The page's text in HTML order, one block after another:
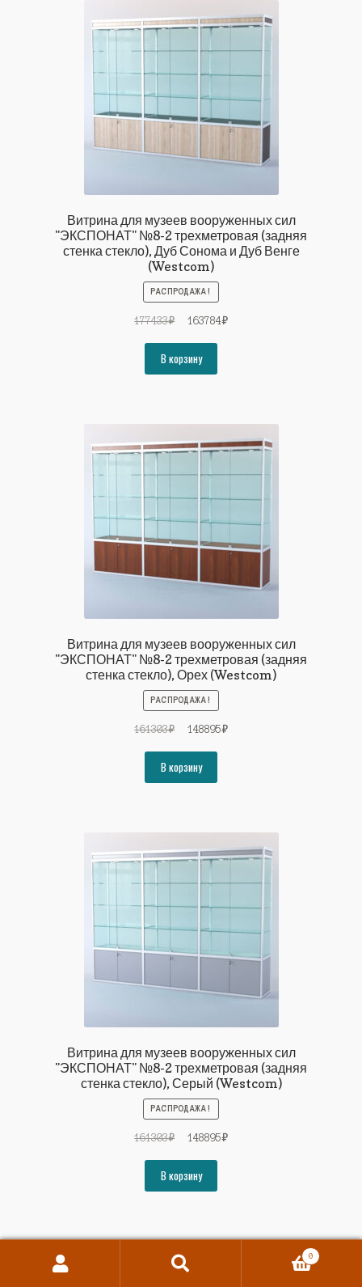
Витрина для музеев вооруженных сил
"ЭКСПОНАТ" №8-2 трехметровая (задняя
стенка стекло), Дуб Сонома и Дуб Венге
(Westcom)
РАСПРОДАЖА!
177433₽
Первоначальная
составляла
177433₽.
163784₽Текущая
В корзину
Витрина для музеев вооруженных сил
"ЭКСПОНАТ" №8-2 трехметровая (задняя
стенка стекло), Орех (Westcom)
РАСПРОДАЖА!
161303₽
Первоначальная
составляла
161303₽.
148895₽Текущая
В корзину
Витрина для музеев вооруженных сил
"ЭКСПОНАТ" №8-2 трехметровая (задняя
стенка стекло), Серый (Westcom)
РАСПРОДАЖА!
161303₽
Первоначальная
составляла
161303₽.
148895₽Текущая
В корзину
0